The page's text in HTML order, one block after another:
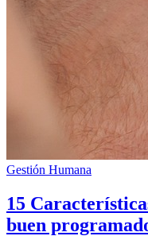
Gestión Humana
15
buen